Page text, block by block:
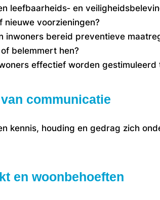
leefbaarheids‑ en
nieuwe voorzieningen?
inwoners bereid preventieve
belemmert hen?
effectief worden
communicatie
kennis, houding en gedrag zich
en woonbehoeften